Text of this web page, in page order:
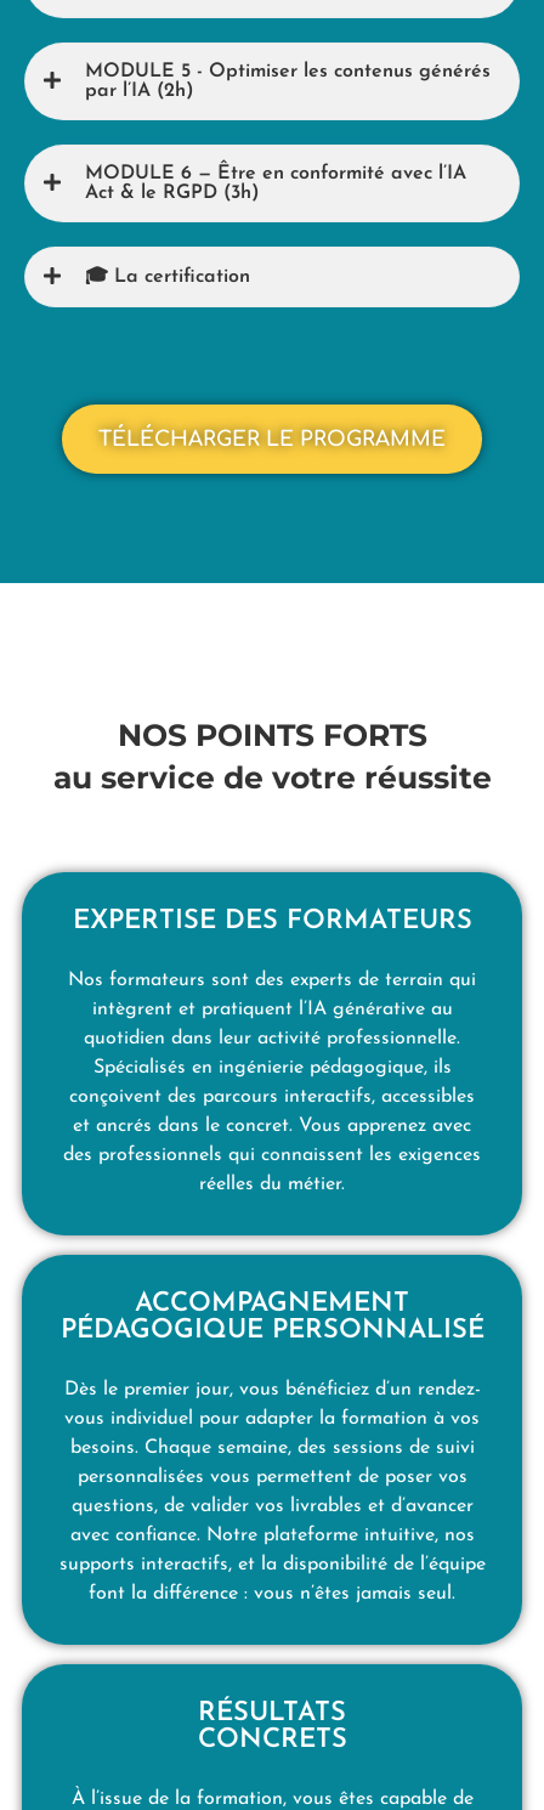
MODULE 5 - Optimiser les contenus générés
par l’IA (2h)
MODULE 6 — Être en conformité avec l’IA
Act & le RGPD (3h)
🎓 La certification
TÉLÉCHARGER LE PROGRAMME
NOS POINTS FORTS
au service de votre réussite
EXPERTISE DES FORMATEURS
Nos formateurs sont des experts de terrain qui
intègrent et pratiquent l’IA générative au
quotidien dans leur activité professionnelle.
Spécialisés en ingénierie pédagogique, ils
conçoivent des parcours interactifs, accessibles
et ancrés dans le concret. Vous apprenez avec
des professionnels qui connaissent les exigences
réelles du métier.
ACCOMPAGNEMENT
PÉDAGOGIQUE PERSONNALISÉ
Dès le premier jour, vous bénéficiez d’un rendez-
vous individuel pour adapter la formation à vos
besoins. Chaque semaine, des sessions de suivi
personnalisées vous permettent de poser vos
questions, de valider vos livrables et d’avancer
avec confiance. Notre plateforme intuitive, nos
supports interactifs, et la disponibilité de l’équipe
font la différence : vous n’êtes jamais seul.
RÉSULTATS
CONCRETS
À l’issue de la formation, vous êtes capable de